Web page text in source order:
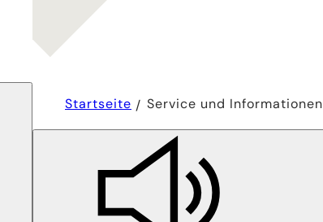
Startseite Service und Informationen